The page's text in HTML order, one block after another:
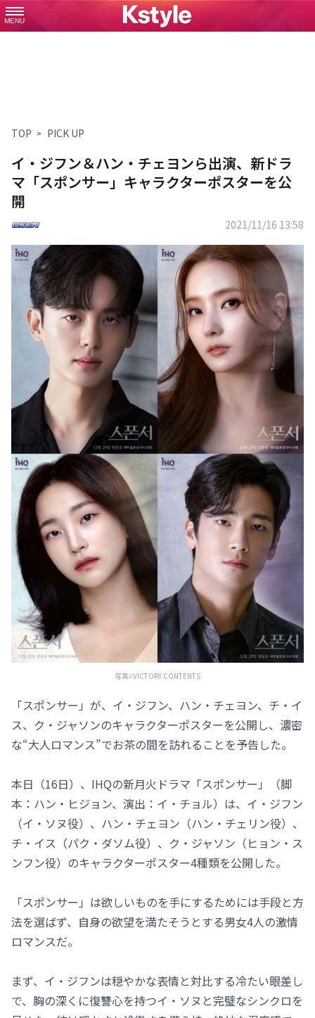
MENU
TOP PICK UP
イ・ジフン＆ハン・チェヨンら出演、新ドラ
マ「スポンサー」キャラクターポスターを公
開
2021/11/16 13:58
写真=VICTORY CONTENTS
「スポンサー」が、イ・ジフン、ハン・チェヨン、チ・イ
ス、ク・ジャソンのキャラクターポスターを公開し、濃密
な“大人ロマンス”でお茶の間を訪れることを予告した。
本日（16日）、IHQの新月火ドラマ「スポンサー」（脚
本：ハン・ヒジョン、演出：イ・チョル）は、イ・ジフン
（イ・ソヌ役）、ハン・チェヨン（ハン・チェリン役）、
チ・イス（パク・ダソム役）、ク・ジャソン（ヒョン・ス
ンフン役）のキャラクターポスター4種類を公開した。
「スポンサー」は欲しいものを手にするためには手段と方
法を選ばず、自身の欲望を満たそうとする男女4人の激情
ロマンスだ。
まず、イ・ジフンは穏やかな表情と対比する冷たい眼差し
で、胸の深くに復讐心を持つイ・ソヌと完璧なシンクロを